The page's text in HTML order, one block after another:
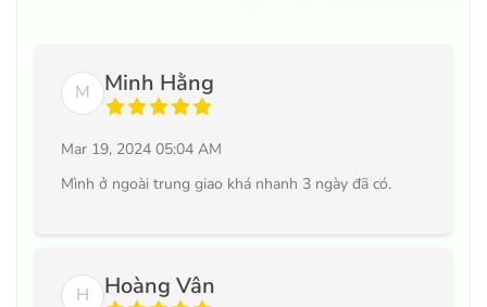
M Minh Hằng
Mar 19, 2024 05:04 AM
Mình ở ngoài trung giao khá nhanh 3 ngày đã có.
H Hoàng Vân